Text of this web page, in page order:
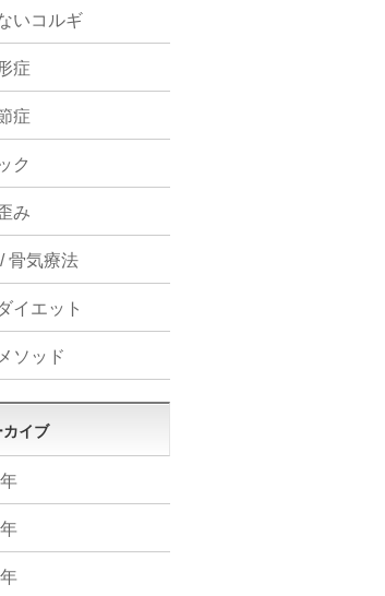
いコルギ
症
症
ク
み
骨気療法
イエット
ソッド
イブ